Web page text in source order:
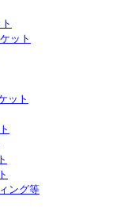
ット
ット
ング等